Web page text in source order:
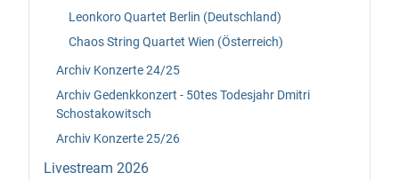
Leonkoro Quartet Berlin (Deutschland)
Chaos String Quartet Wien (Österreich)
Archiv Konzerte 24/25
Archiv Gedenkkonzert - 50tes Todesjahr Dmitri
Schostakowitsch
Archiv Konzerte 25/26
Livestream 2026